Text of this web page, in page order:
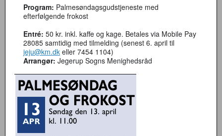
Program: Palmesøndagsgudstjeneste med
efterfølgende frokost
Entré: 50 kr. inkl. kaffe og kage. Betales via Mobile Pay
28085 samtidig med tilmelding (senest 6. april til
jeju@km.dk eller 7454 1104)
Arrangør: Jegerup Sogns Menighedsråd